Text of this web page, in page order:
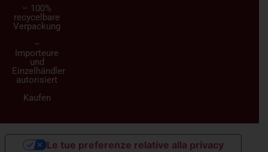
– 100%
recycelbare
Verpackung
–
Importeure
und
Einzelhändler
autorisiert
Kaufen
Le tue preferenze relative alla privacy